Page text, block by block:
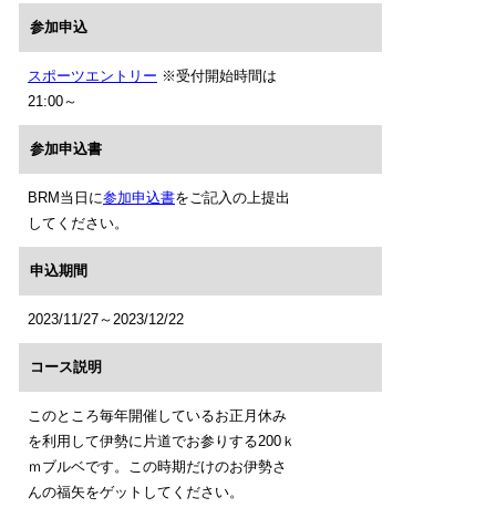
参加申込
スポーツエントリー ※受付開始時間は
21:00～
参加申込書
BRM当日に参加申込書をご記入の上提出
してください。
申込期間
2023/11/27～2023/12/22
コース説明
このところ毎年開催しているお正月休み
を利用して伊勢に片道でお参りする200ｋ
ｍブルベです。この時期だけのお伊勢さ
んの福矢をゲットしてください。